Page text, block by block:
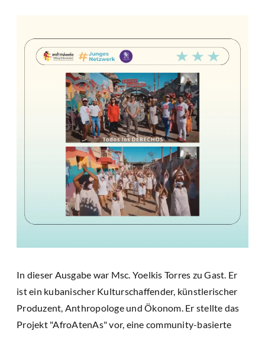
In dieser Ausgabe war Msc. Yoelkis Torres zu Gast. Er
ist ein kubanischer Kulturschaffender, künstlerischer
Produzent, Anthropologe und Ökonom. Er stellte das
Projekt "AfroAtenAs" vor, eine community-basierte